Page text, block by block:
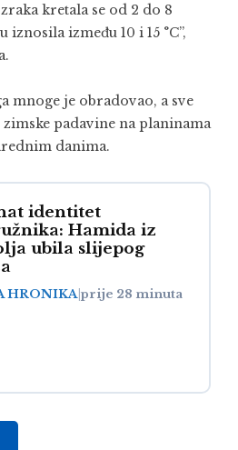
kretala se od 2 do 8
iznosila između 10 i 15 °C”,
mnoge je obradovao, a sve
zimske padavine na planinama
danima.
identitet
Hamida iz
ubila slijepog
HRONIKAprije 28 minuta